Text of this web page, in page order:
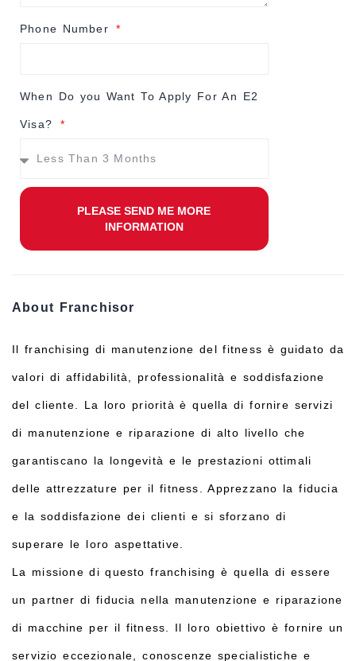
Phone Number
When Do you Want To Apply For An E2
Visa?
PLEASE SEND ME MORE
INFORMATION
About Franchisor
Il franchising di manutenzione del fitness è guidato da
valori di affidabilità, professionalità e soddisfazione
del cliente. La loro priorità è quella di fornire servizi
di manutenzione e riparazione di alto livello che
garantiscano la longevità e le prestazioni ottimali
delle attrezzature per il fitness. Apprezzano la fiducia
e la soddisfazione dei clienti e si sforzano di
superare le loro aspettative.
La missione di questo franchising è quella di essere
un partner di fiducia nella manutenzione e riparazione
di macchine per il fitness. Il loro obiettivo è fornire un
servizio eccezionale, conoscenze specialistiche e